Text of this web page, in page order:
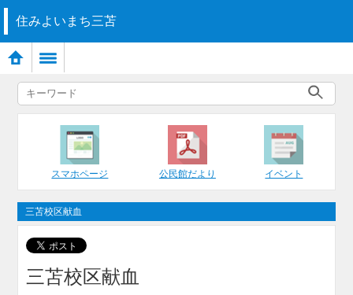
住みよいまち三苫
スマホページ 公民館だより イベント
三苫校区献血
三苫校区献血